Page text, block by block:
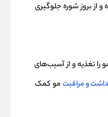
بروز شوره جلوگیری
را تغذیه و از آسیب‌های
و مراقبتمو کمک